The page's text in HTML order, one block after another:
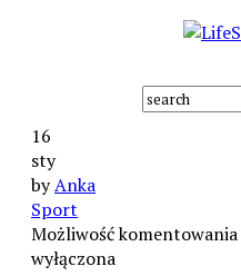
16
sty
byAnka
Sport
Możliwość komentowania
wyłączona